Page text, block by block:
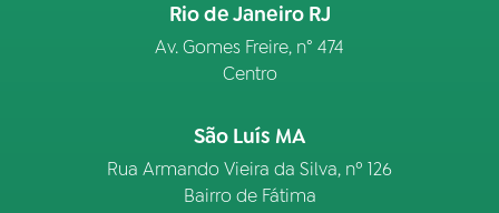
Rio de Janeiro RJ
Av. Gomes Freire, n° 474
Centro
São Luís MA
Rua Armando Vieira da Silva, nº 126
Bairro de Fátima